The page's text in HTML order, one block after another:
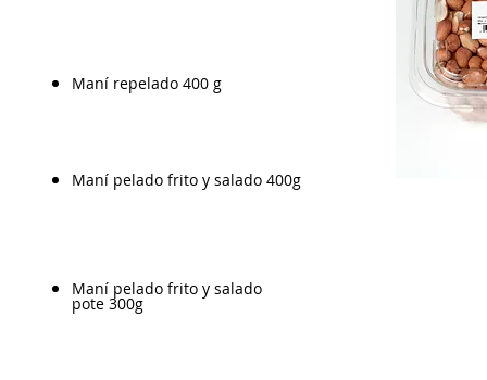
Maní repelado 400 g
Maní pelado frito y salado 400g
Maní pelado frito y salado
pote 300g